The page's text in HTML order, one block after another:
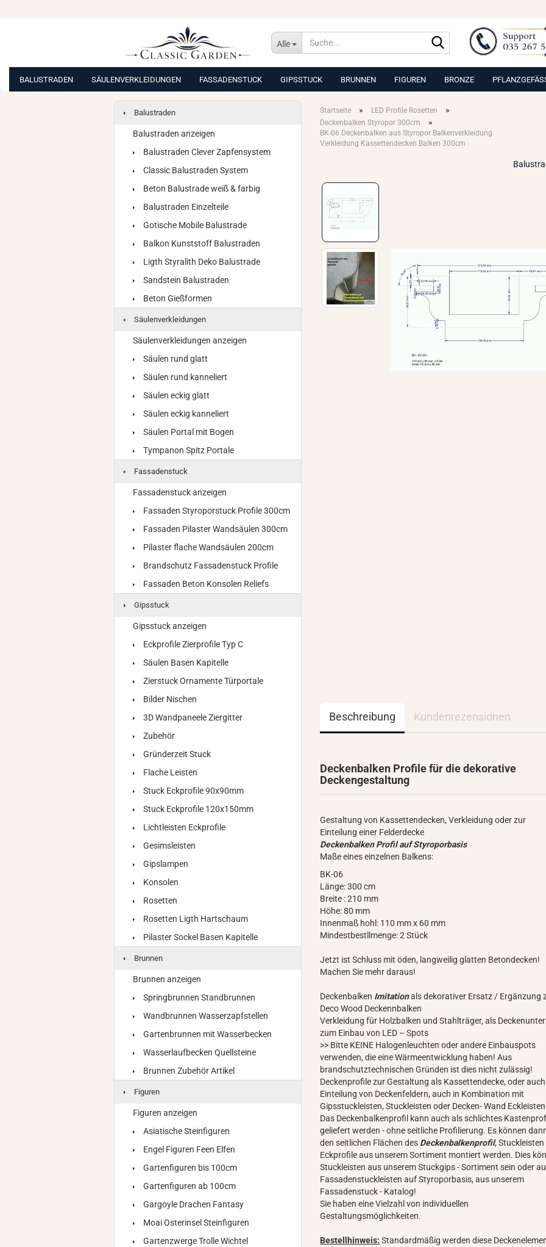
Alle
Suche...
BALUSTRADEN SÄULENVERKLEIDUNGEN FASSADENSTUCK GIPSSTUCK BRUNNEN FIGUREN BRONZE
Startseite » LED Profile Rosetten »
Deckenbalken Styropor 300cm »
BK-06 Deckenbalken aus Styropor Balkenverkleidung
Verkleidung Kassettendecken Balken 300cm
Beschreibung Kundenrezensionen
Deckenbalken Profile für die dekorative
Deckengestaltung
Gestaltung von Kassettendecken, Verkleidung oder zur
Einteilung einer Felderdecke
Deckenbalken Profil auf Styroporbasis
Maße eines einzelnen Balkens:
BK-06
Länge: 300 cm
Breite : 210 mm
Höhe: 80 mm
Innenmaß hohl: 110 mm x 60 mm
Mindestbestllmenge: 2 Stück
Jetzt ist Schluss mit öden, langweilig glatten Betondecken!
Machen Sie mehr daraus!
Deckenbalken Imitationals dekorativer Ersatz / Ergänzung
Deco Wood Deckennbalken
Verkleidung für Holzbalken und Stahlträger, als
zum Einbau von LED – Spots
>> Bitte KEINE Halogenleuchten oder andere Einbauspots
verwenden, die eine Wärmeentwicklung haben! Aus
brandschutztechnischen Gründen ist dies nicht zulässig!
Deckenprofile zur Gestaltung als Kassettendecke, oder
Einteilung von Deckenfeldern, auch in Kombination mit
Gipsstuckleisten, Stuckleisten oder Decken- Wand
Das Deckenbalkenprofil kann auch als schlichtes
geliefert werden - ohne seitliche Profilierung. Es können
den seitlichen Flächen des Deckenbalkenprofil, Stuckleisten
Eckprofile aus unserem Sortiment montiert werden. Dies
Stuckleisten aus unserem Stuckgips - Sortiment sein oder
Fassadenstuckleisten auf Styroporbasis, aus unserem
Fassadenstuck - Katalog!
Sie haben eine Vielzahl von individuellen
Gestaltungsmöglichkeiten.
Bestellhinweis: Standardmäßig werden diese
Balustraden
Balustraden anzeigen
Balustraden Clever Zapfensystem
Classic Balustraden System
Beton Balustrade weiß & farbig
Balustraden Einzelteile
Gotische Mobile Balustrade
Balkon Kunststoff Balustraden
Ligth Styralith Deko Balustrade
Sandstein Balustraden
Beton Gießformen
Säulenverkleidungen
Säulenverkleidungen anzeigen
Säulen rund glatt
Säulen rund kanneliert
Säulen eckig glatt
Säulen eckig kanneliert
Säulen Portal mit Bogen
Tympanon Spitz Portale
Fassadenstuck
Fassadenstuck anzeigen
Fassaden Styroporstuck Profile 300cm
Fassaden Pilaster Wandsäulen 300cm
Pilaster flache Wandsäulen 200cm
Brandschutz Fassadenstuck Profile
Fassaden Beton Konsolen Reliefs
Gipsstuck
Gipsstuck anzeigen
Eckprofile Zierprofile Typ C
Säulen Basen Kapitelle
Zierstuck Ornamente Türportale
Bilder Nischen
3D Wandpaneele Ziergitter
Zubehör
Gründerzeit Stuck
Flache Leisten
Stuck Eckprofile 90x90mm
Stuck Eckprofile 120x150mm
Lichtleisten Eckprofile
Gesimsleisten
Gipslampen
Konsolen
Rosetten
Rosetten Ligth Hartschaum
Pilaster Sockel Basen Kapitelle
Brunnen
Brunnen anzeigen
Springbrunnen Standbrunnen
Wandbrunnen Wasserzapfstellen
Gartenbrunnen mit Wasserbecken
Wasserlaufbecken Quellsteine
Brunnen Zubehör Artikel
Figuren
Figuren anzeigen
Asiatische Steinfiguren
Engel Figuren Feen Elfen
Gartenfiguren bis 100cm
Gartenfiguren ab 100cm
Gargoyle Drachen Fantasy
Moai Osterinsel Steinfiguren
Gartenzwerge Trolle Wichtel